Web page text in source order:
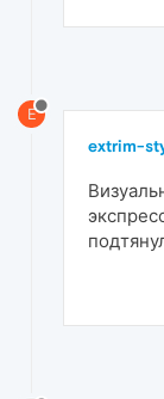
E
extrim-